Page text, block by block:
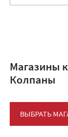
Магазины
Колпаны
ВЫБРАТЬ